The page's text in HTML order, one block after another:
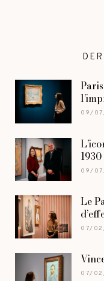
09/
1930
09/
Le
07/
07/